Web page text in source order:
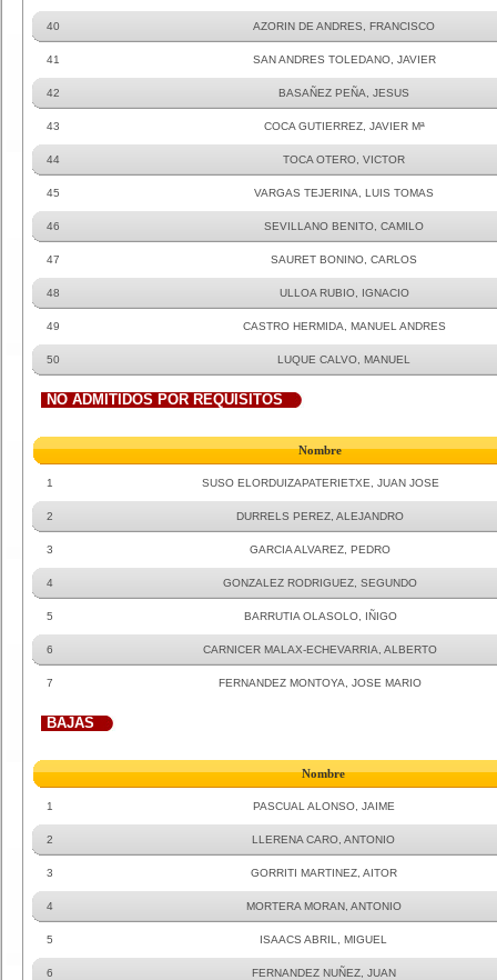
40 AZORIN DE ANDRES, FRANCISCO
41 SAN ANDRES TOLEDANO, JAVIER
42 BASAÑEZ PEÑA, JESUS
43 COCA GUTIERREZ, JAVIER Mª
44 TOCA OTERO, VICTOR
45 VARGAS TEJERINA, LUIS TOMAS
46 SEVILLANO BENITO, CAMILO
47 SAURET BONINO, CARLOS
48 ULLOA RUBIO, IGNACIO
49 CASTRO HERMIDA, MANUEL ANDRES
50 LUQUE CALVO, MANUEL
NO ADMITIDOS POR REQUISITOS
Nombre
1 SUSO ELORDUIZAPATERIETXE, JUAN JOSE
2 DURRELS PEREZ, ALEJANDRO
3 GARCIA ALVAREZ, PEDRO
4 GONZALEZ RODRIGUEZ, SEGUNDO
5 BARRUTIA OLASOLO, IÑIGO
6 CARNICER MALAX-ECHEVARRIA, ALBERTO
7 FERNANDEZ MONTOYA, JOSE MARIO
BAJAS
Nombre
1 PASCUAL ALONSO, JAIME
2 LLERENA CARO, ANTONIO
3 GORRITI MARTINEZ, AITOR
4 MORTERA MORAN, ANTONIO
5 ISAACS ABRIL, MIGUEL
6 FERNANDEZ NUÑEZ, JUAN